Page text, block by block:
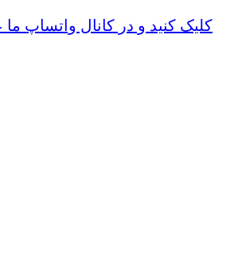
کلیک کنید و در کانال واتساپ